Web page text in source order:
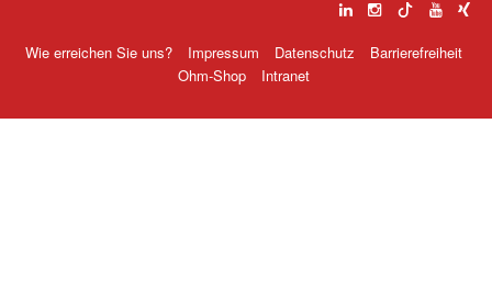
Wie erreichen Sie uns? Impressum Datenschutz
Barrierefreiheit
Ohm-Shop
Intranet